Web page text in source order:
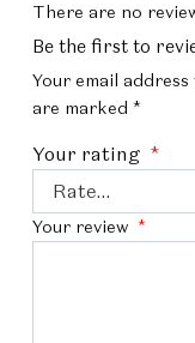
There are no
Be the first to
Your email
are marked *
Your rating *
Your review *